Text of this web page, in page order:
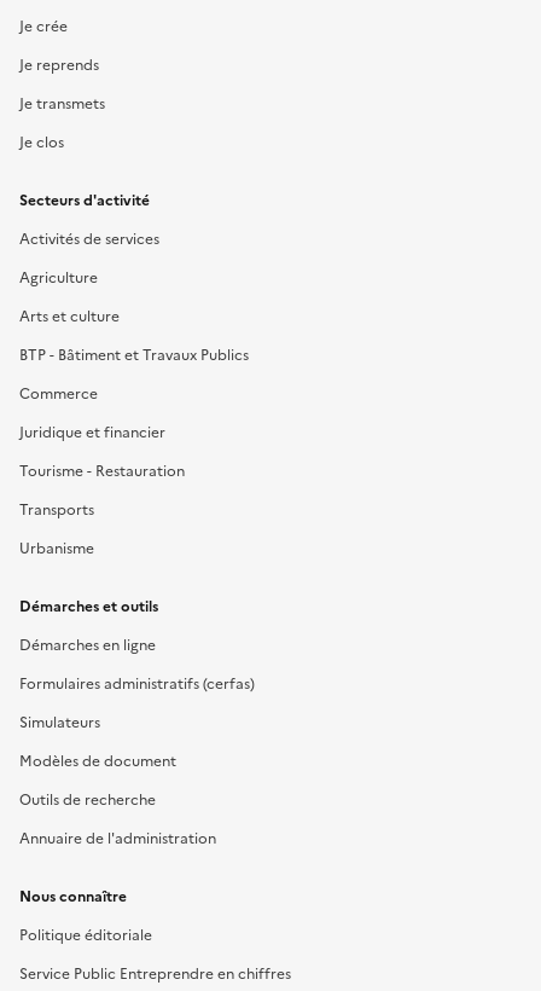
Je crée
Je reprends
Je transmets
Je clos
Secteurs d'activité
Activités de services
Agriculture
Arts et culture
BTP - Bâtiment et Travaux Publics
Commerce
Juridique et financier
Tourisme - Restauration
Transports
Urbanisme
Démarches et outils
Démarches en ligne
Formulaires administratifs (cerfas)
Simulateurs
Modèles de document
Outils de recherche
Annuaire de l'administration
Nous connaître
Politique éditoriale
Service Public Entreprendre en chiffres